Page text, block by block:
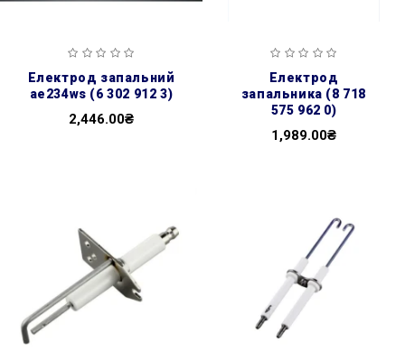
електрод запальний
ае234ws (6 302 912 3)
2,446.00₴
електрод
запальника (8 718
575 962 0)
1,989.00₴